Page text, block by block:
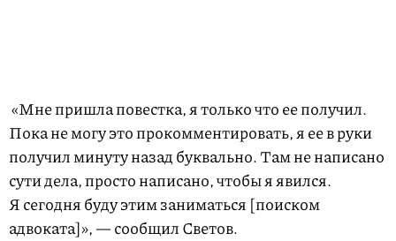
«Мне пришла повестка, я только что ее получил.
Пока не могу это прокомментировать, я ее в руки
получил минуту назад буквально. Там не написано
сути дела, просто написано, чтобы я явился.
Я сегодня буду этим заниматься [поиском
адвоката]», — сообщил Светов.